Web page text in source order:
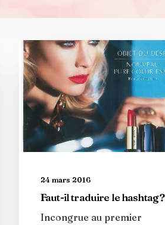
24 mars 2016
Faut-il traduire le hashtag ?
Incongrue au premier